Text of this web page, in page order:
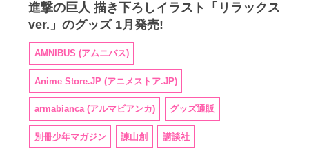
進撃の巨人 描き下ろしイラスト「リラックス
ver.」のグッズ 1月発売!
AMNIBUS (アムニバス)
Anime Store.JP (アニメストア.JP)
armabianca (アルマビアンカ) グッズ通販
別冊少年マガジン 諫山創 講談社